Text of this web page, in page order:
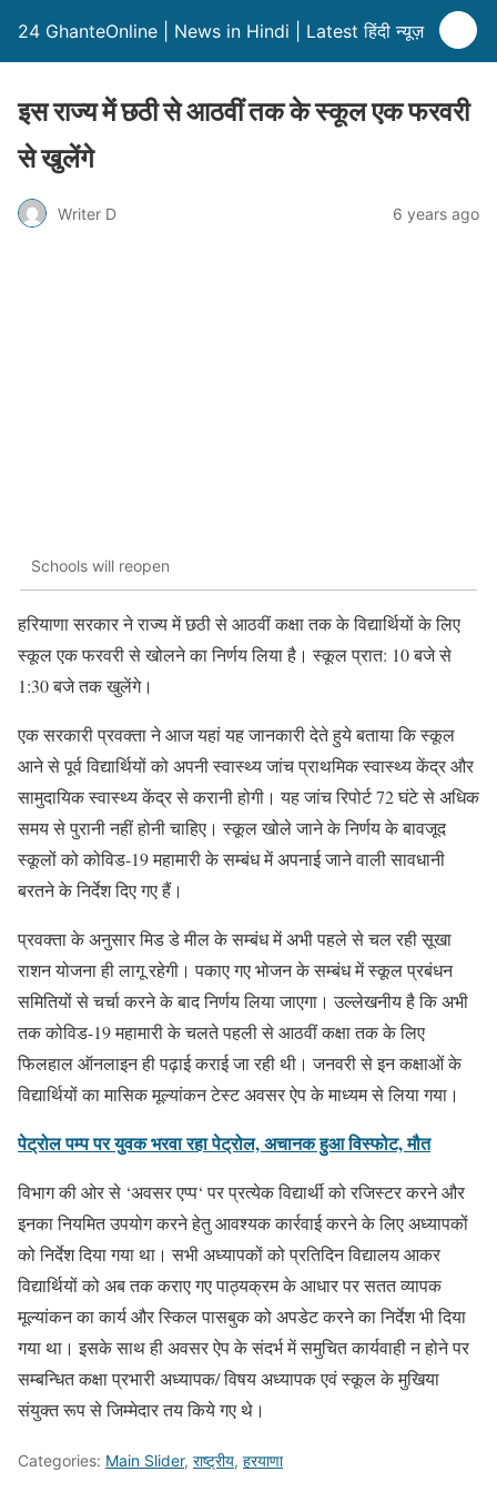
24 GhanteOnline | News in Hindi | Latest हिंदी न्यूज़
इस राज्य में छठी से आठवीं तक के स्कूल एक फरवरी
से खुलेंगे
Writer D 6 years ago
Schools will reopen
हरियाणा सरकार ने राज्य में छठी से आठवीं कक्षा तक के विद्यार्थियों के लिए
स्कूल एक फरवरी से खोलने का निर्णय लिया है। स्कूल प्रात: 10 बजे से
1:30 बजे तक खुलेंगे।
एक सरकारी प्रवक्ता ने आज यहां यह जानकारी देते हुये बताया कि स्कूल
आने से पूर्व विद्यार्थियों को अपनी स्वास्थ्य जांच प्राथमिक स्वास्थ्य केंद्र और
सामुदायिक स्वास्थ्य केंद्र से करानी होगी। यह जांच रिपोर्ट 72 घंटे से अधिक
समय से पुरानी नहीं होनी चाहिए। स्कूल खोले जाने के निर्णय के बावजूद
स्कूलों को कोविड-19 महामारी के सम्बंध में अपनाई जाने वाली सावधानी
बरतने के निर्देश दिए गए हैं।
प्रवक्ता के अनुसार मिड डे मील के सम्बंध में अभी पहले से चल रही सूखा
राशन योजना ही लागू रहेगी। पकाए गए भोजन के सम्बंध में स्कूल प्रबंधन
समितियों से चर्चा करने के बाद निर्णय लिया जाएगा। उल्लेखनीय है कि अभी
तक कोविड-19 महामारी के चलते पहली से आठवीं कक्षा तक के लिए
फिलहाल ऑनलाइन ही पढ़ाई कराई जा रही थी। जनवरी से इन कक्षाओं के
विद्यार्थियों का मासिक मूल्यांकन टेस्ट अवसर ऐप के माध्यम से लिया गया।
पेट्रोल पम्प पर युवक भरवा रहा पेट्रोल, अचानक हुआ विस्फोट, मौत
विभाग की ओर से ‘अवसर एप्प‘ पर प्रत्येक विद्यार्थी को रजिस्टर करने और
इनका नियमित उपयोग करने हेतु आवश्यक कार्रवाई करने के लिए अध्यापकों
को निर्देश दिया गया था। सभी अध्यापकों को प्रतिदिन विद्यालय आकर
विद्यार्थियों को अब तक कराए गए पाठ्यक्रम के आधार पर सतत व्यापक
मूल्यांकन का कार्य और स्किल पासबुक को अपडेट करने का निर्देश भी दिया
गया था। इसके साथ ही अवसर ऐप के संदर्भ में समुचित कार्यवाही न होने पर
सम्बन्धित कक्षा प्रभारी अध्यापक/ विषय अध्यापक एवं स्कूल के मुखिया
संयुक्त रूप से जिम्मेदार तय किये गए थे।
Categories: Main Slider, राष्ट्रीय, हरयाणा